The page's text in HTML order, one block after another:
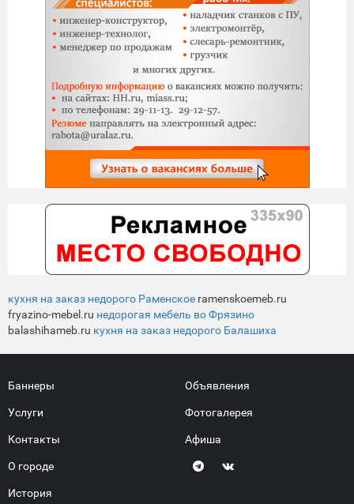
кухня на заказ недорого Раменское ramenskoemeb.ru
fryazino-mebel.ru недорогая мебель во Фрязино
balashihameb.ru кухня на заказ недорого Балашиха
Баннеры
Услуги
Контакты
О городе
История
Объявления
Фотогалерея
Афиша